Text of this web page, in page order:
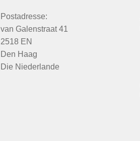
Postadresse:
van Galenstraat 41
2518 EN
Den Haag
Die Niederlande